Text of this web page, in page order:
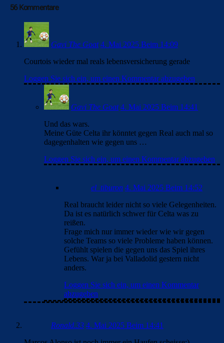
56 Kommentare
Gavi The Goat 4. Mai 2025 Beim 14:09
Courtois wieder mal reals lebensversicherung gerade
Loggen Sie sich ein, um einen Kommentar abzugeben
Gavi The Goat 4. Mai 2025 Beim 14:41
Und das wars.
Meine Güte Celta ihr könntet gegen Real auch mal so
dagegenhalten wie gegen uns …
Loggen Sie sich ein, um einen Kommentar abzugeben
el_tiburon 4. Mai 2025 Beim 14:52
Real braucht leider nicht so viele Gelegenheiten.
Da ist es natürlich schwer für Celta was zu
reißen.
Frage mich nur immer wieder wie wir gegen
solche Teams so viele Probleme haben können.
Gefühlt spielen die gegen uns das Spiel ihres
Lebens. War ja bei Valladolid gestern nicht
anders.
Loggen Sie sich ein, um einen Kommentar
abzugeben
Ronald.33 4. Mai 2025 Beim 14:41